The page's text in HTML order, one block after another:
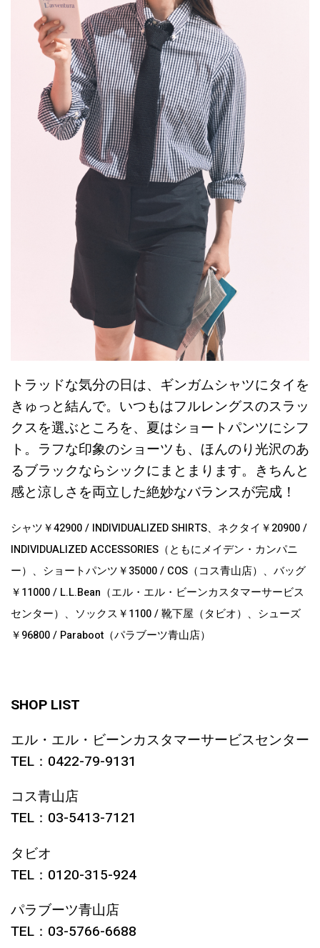
トラッドな気分の日は、ギンガムシャツにタイを
きゅっと結んで。いつもはフルレングスのスラッ
クスを選ぶところを、夏はショートパンツにシフ
ト。ラフな印象のショーツも、ほんのり光沢のあ
るブラックならシックにまとまります。きちんと
感と涼しさを両立した絶妙なバランスが完成！
シャツ￥42900 / INDIVIDUALIZED SHIRTS、ネクタイ￥20900 /
INDIVIDUALIZED ACCESSORIES（ともにメイデン・カンパニ
ー）、ショートパンツ￥35000 / COS（コス青山店）、バッグ
￥11000 / L.L.Bean（エル・エル・ビーンカスタマーサービス
センター）、ソックス￥1100 / 靴下屋（タビオ）、シューズ
￥96800 / Paraboot（パラブーツ青山店）
SHOP LIST
エル・エル・ビーンカスタマーサービスセンター
TEL：0422-79-9131
コス青山店
TEL：03-5413-7121
タビオ
TEL：0120-315-924
パラブーツ青山店
TEL：03-5766-6688